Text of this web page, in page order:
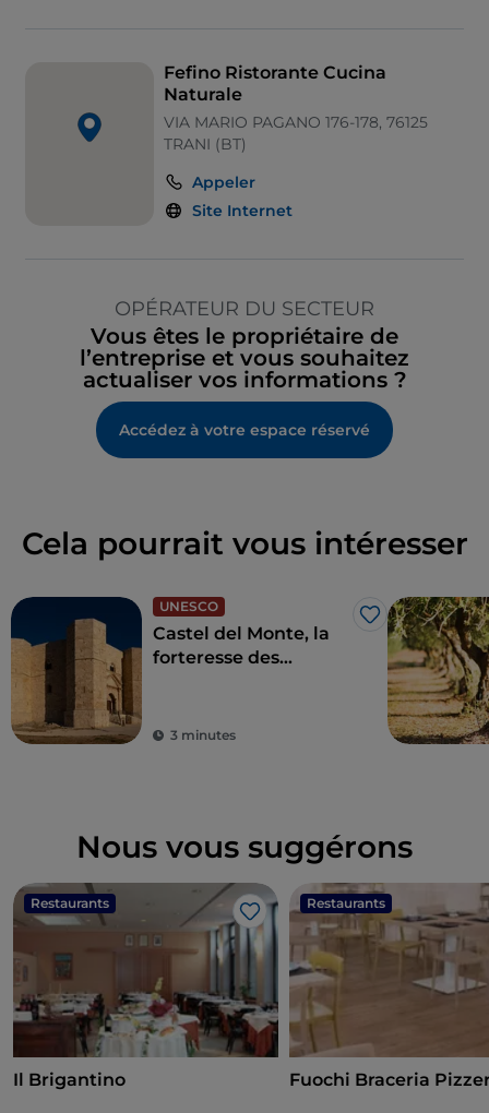
Fefino Ristorante Cucina
Naturale
VIA MARIO PAGANO 176-178, 76125
TRANI (BT)
Appeler
Site Internet
OPÉRATEUR DU SECTEUR
Vous êtes le propriétaire de
l’entreprise et vous souhaitez
actualiser vos informations ?
Accédez à votre espace réservé
Cela pourrait vous intéresser
UNESCO
J’aime
Castel del Monte, la
forteresse des
3 minutes
Nous vous suggérons
Restaurants
J’aime
Il Brigantino
Restaurants
Fuochi Braceria